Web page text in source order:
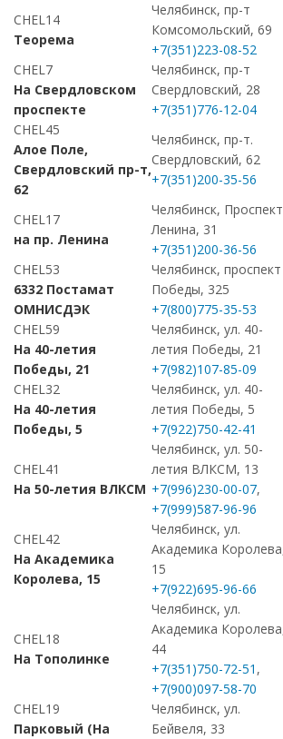
CHEL14
Теорема
Челябинск, пр-т
Комсомольский, 69
+7(351)223-08-52
CHEL7
На Свердловском
проспекте
Челябинск, пр-т
Свердловский, 28
+7(351)776-12-04
CHEL45
Алое Поле,
Свердловский пр-т,
62
Челябинск, пр-т.
Свердловский, 62
+7(351)200-35-56
CHEL17
на пр. Ленина
Челябинск, Проспект
Ленина, 31
+7(351)200-36-56
CHEL53
6332 Постамат
ОМНИСДЭК
Челябинск, проспект
Победы, 325
+7(800)775-35-53
CHEL59
На 40-летия
Победы, 21
Челябинск, ул. 40-
летия Победы, 21
+7(982)107-85-09
CHEL32
На 40-летия
Победы, 5
Челябинск, ул. 40-
летия Победы, 5
+7(922)750-42-41
CHEL41
На 50-летия ВЛКСМ
Челябинск, ул. 50-
летия ВЛКСМ, 13
+7(996)230-00-07,
+7(999)587-96-96
CHEL42
На Академика
Королева, 15
Челябинск, ул.
Академика
15
+7(922)695-96-66
CHEL18
На Тополинке
Челябинск, ул.
Академика
44
+7(351)750-72-51 ,
+7(900)097-58-70
CHEL19
Парковый (На
Челябинск, ул.
Бейвеля, 33